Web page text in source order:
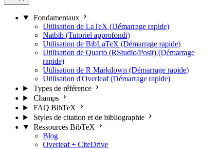
Fondamentaux
Utilisation de LaTeX (Démarrage rapide)
Natbib (Tutoriel approfondi)
Utilisation de BibLaTeX (Démarrage rapide)
Utilisation de Quarto (RStudio/Posit) (Démarrage
rapide)
Utilisation de R Markdown (Démarrage rapide)
Utilisation d'Overleaf (Démarrage rapide)
Types de référence
Champs
FAQ BibTeX
Styles de citation et de bibliographie
Ressources BibTeX
Blog
Overleaf + CiteDrive